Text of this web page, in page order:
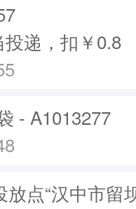
递，扣￥0.8
- A1013277
点“汉中市留